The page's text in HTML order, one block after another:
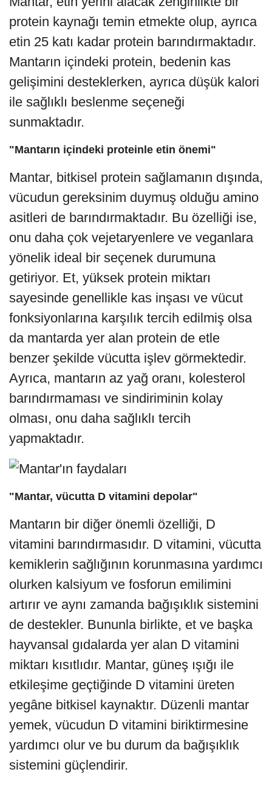
protein kaynağı temin etmekte olup, ayrıca
etin 25 katı kadar protein barındırmaktadır.
Mantarın içindeki protein, bedenin kas
gelişimini desteklerken, ayrıca düşük kalori
ile sağlıklı beslenme seçeneği
sunmaktadır.
"Mantarın içindeki proteinle etin önemi"
Mantar, bitkisel protein sağlamanın dışında,
vücudun gereksinim duymuş olduğu amino
asitleri de barındırmaktadır. Bu özelliği ise,
onu daha çok vejetaryenlere ve veganlara
yönelik ideal bir seçenek durumuna
getiriyor. Et, yüksek protein miktarı
sayesinde genellikle kas inşası ve vücut
fonksiyonlarına karşılık tercih edilmiş olsa
da mantarda yer alan protein de etle
benzer şekilde vücutta işlev görmektedir.
Ayrıca, mantarın az yağ oranı, kolesterol
barındırmaması ve sindiriminin kolay
olması, onu daha sağlıklı tercih
yapmaktadır.
"Mantar, vücutta D vitamini depolar"
Mantarın bir diğer önemli özelliği, D
vitamini barındırmasıdır. D vitamini, vücutta
kemiklerin sağlığının korunmasına yardımcı
olurken kalsiyum ve fosforun emilimini
artırır ve aynı zamanda bağışıklık sistemini
de destekler. Bununla birlikte, et ve başka
hayvansal gıdalarda yer alan D vitamini
miktarı kısıtlıdır. Mantar, güneş ışığı ile
etkileşime geçtiğinde D vitamini üreten
yegâne bitkisel kaynaktır. Düzenli mantar
yemek, vücudun D vitamini biriktirmesine
yardımcı olur ve bu durum da bağışıklık
sistemini güçlendirir.